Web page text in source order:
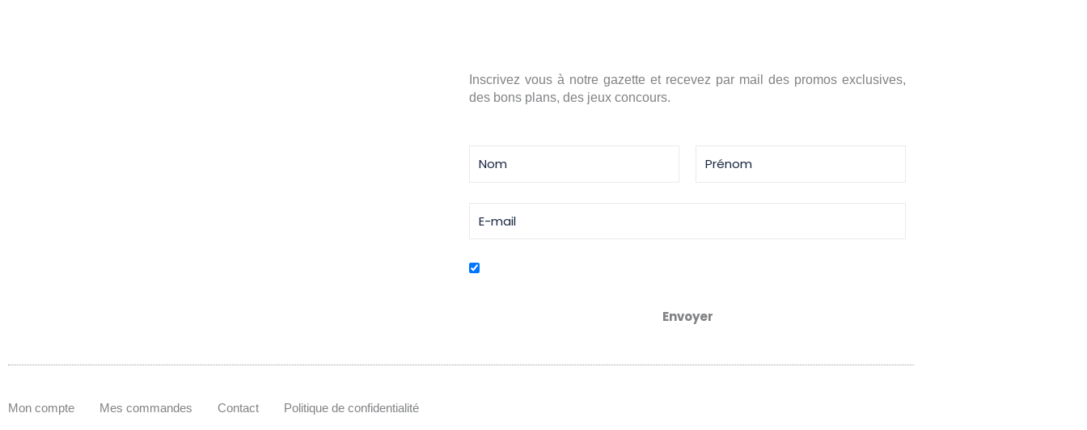
Inscrivez vous à notre gazette et recevez par mail des promos exclusives,
des bons plans, des jeux concours.
Envoyer
Mon compte Mes commandes Contact Politique de confidentialité